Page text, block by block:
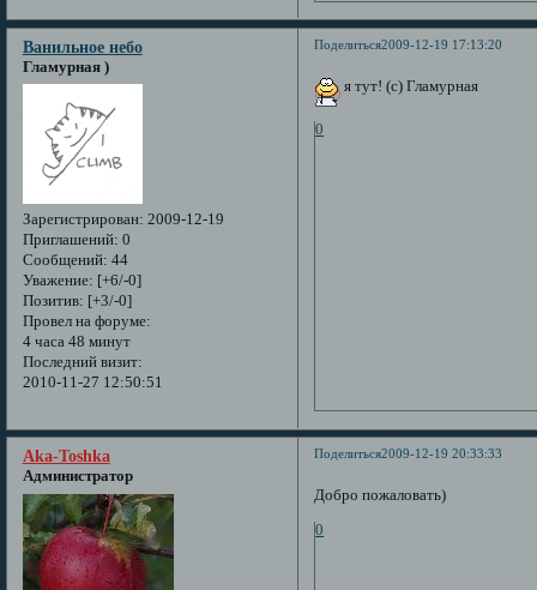
Поделиться2009-12-19 17:13:20
Ванильное небо
Гламурная )
Зарегистрирован: 2009-12-19
Приглашений: 0
Сообщений: 44
Уважение: [+6/-0]
Позитив: [+3/-0]
Провел на форуме:
4 часа 48 минут
Последний визит:
2010-11-27 12:50:51
я тут! (с) Гламурная
0
Поделиться2009-12-19 20:33:33
Aka-Toshka
Администратор
Добро пожаловать)
0